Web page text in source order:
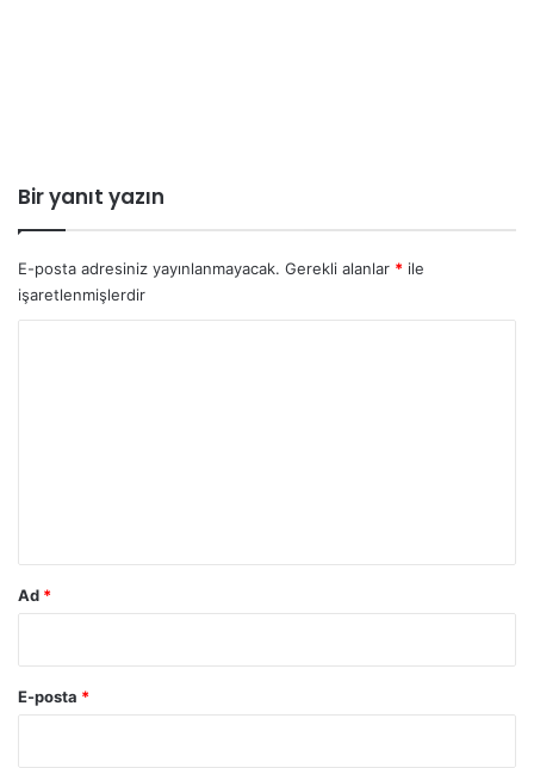
Bir yanıt yazın
E-posta adresiniz yayınlanmayacak. Gerekli alanlar * ile
işaretlenmişlerdir
Ad *
E-posta *